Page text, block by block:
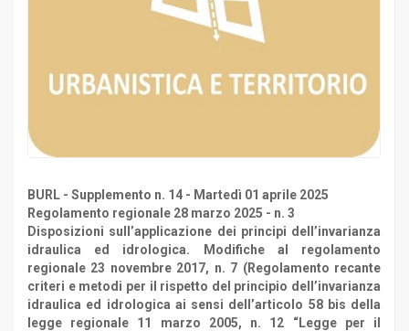
BURL - Supplemento n. 14 - Martedì 01 aprile 2025
Regolamento regionale 28 marzo 2025 - n. 3
Disposizioni sull’applicazione dei principi dell’invarianza
idraulica ed idrologica. Modifiche al regolamento
regionale 23 novembre 2017, n. 7 (Regolamento recante
criteri e metodi per il rispetto del principio dell’invarianza
idraulica ed idrologica ai sensi dell’articolo 58 bis della
legge regionale 11 marzo 2005, n. 12 “Legge per il